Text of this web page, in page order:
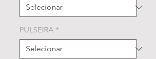
PULSEIRA *